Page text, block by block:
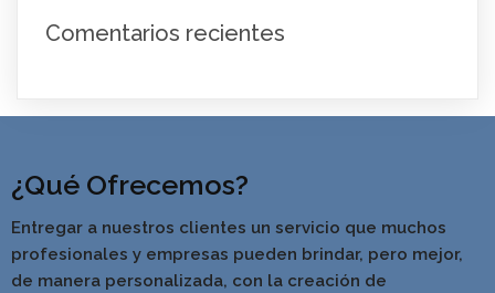
Comentarios recientes
¿Qué Ofrecemos?
Entregar a nuestros clientes un servicio que muchos
profesionales y empresas pueden brindar, pero mejor,
de manera personalizada, con la creación de